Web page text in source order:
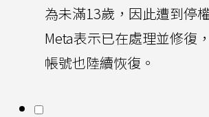
為未滿13歲，因此遭到停
Meta表示已在處理並修復
帳號也陸續恢復。